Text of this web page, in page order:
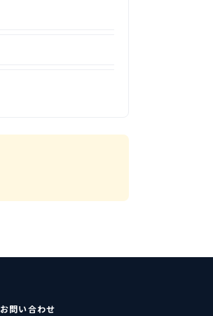
お問い合わせ